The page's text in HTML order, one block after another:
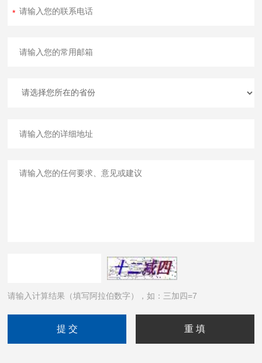
请输入计算结果（填写阿拉伯数字），如：三加四=7